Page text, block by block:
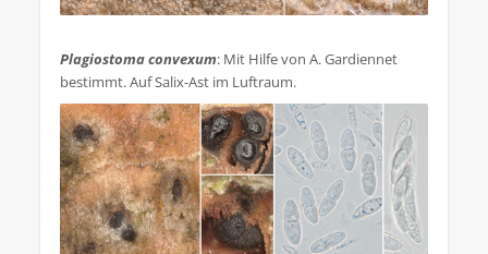
Plagiostoma convexum: Mit Hilfe von A. Gardiennet
bestimmt. Auf Salix-Ast im Luftraum.